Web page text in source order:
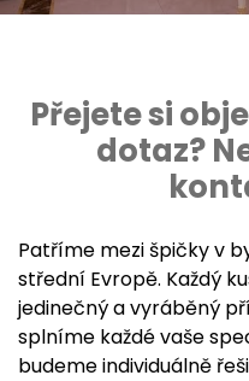
Přejete si
dotaz?
Patříme mezi špičky v
střední Evropě. Každý
jedinečný a vyráběný
splníme každé vaše
budeme individuálně